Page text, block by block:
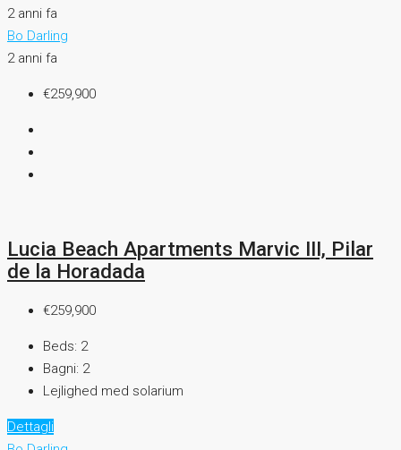
2 anni fa
Bo Darling
2 anni fa
€259,900
Lucia Beach Apartments Marvic III, Pilar
de la Horadada
€259,900
Beds: 2
Bagni: 2
Lejlighed med solarium
Dettagli